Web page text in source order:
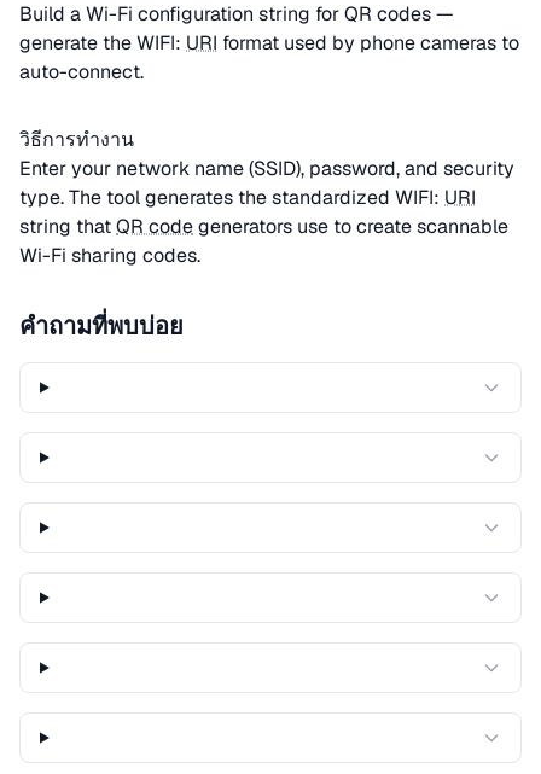
Build a Wi-Fi configuration string for QR codes —
generate the WIFI: URI format used by phone cameras to
auto-connect.
วิธีการทำงาน
Enter your network name (SSID), password, and security
type. The tool generates the standardized WIFI: URI
string thatQR codegenerators use to create scannable
Wi-Fi sharing codes.
คำถามที่พบบ่อย